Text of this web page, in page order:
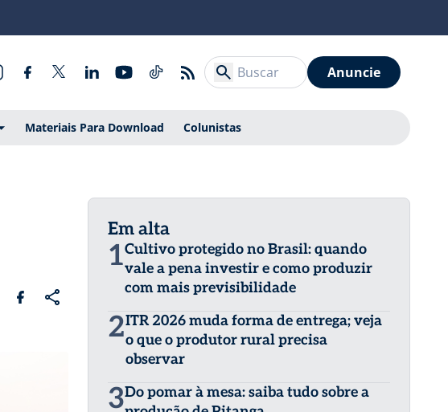
Anuncie
Materiais Para Download Colunistas
Em alta
1Cultivo protegido no Brasil: quando
vale a pena investir e como produzir
com mais previsibilidade
2ITR 2026 muda forma de entrega; veja
o que o produtor rural precisa
observar
3Do pomar à mesa: saiba tudo sobre a